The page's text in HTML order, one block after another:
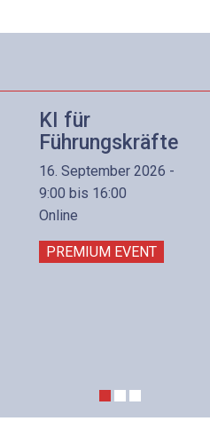
KI für
Führungskräfte
16. September 2026 -
9:00 bis 16:00
Online
PREMIUM EVENT